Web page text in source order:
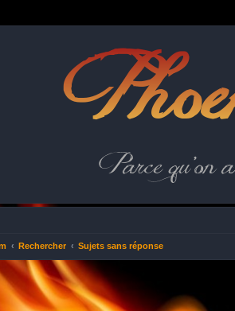
Parce qu'on a
Rechercher Sujets sans réponse